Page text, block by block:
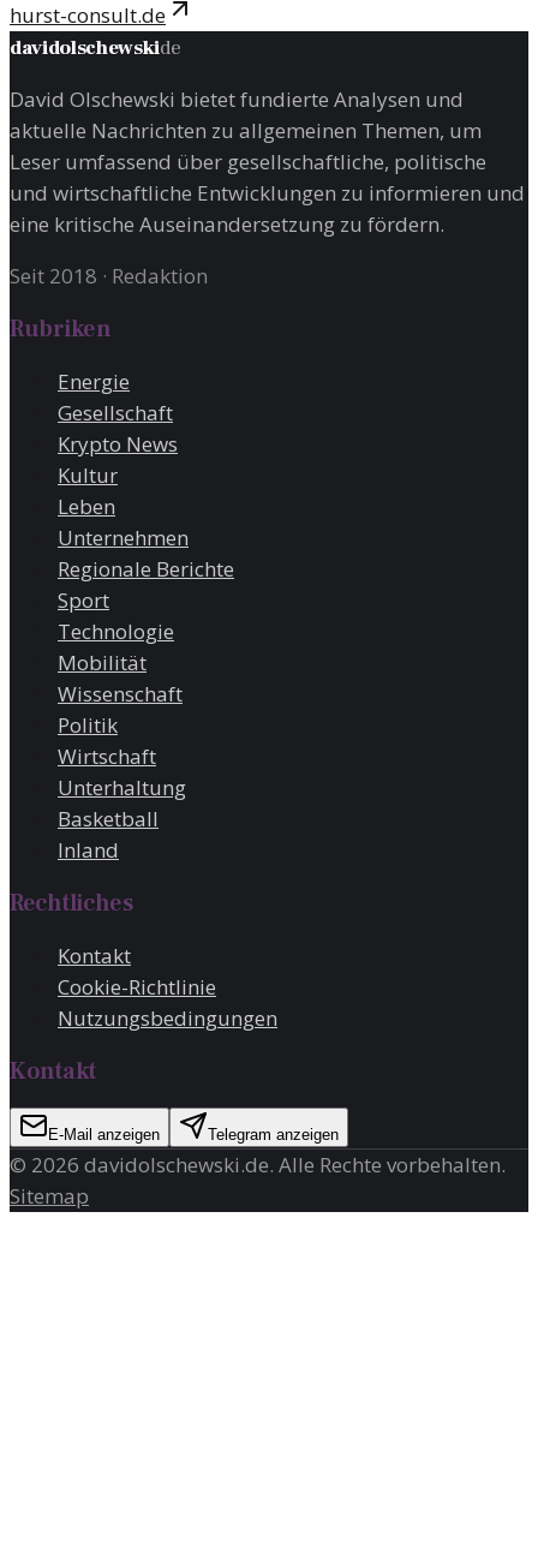
hurst-consult.de
davidolschewskide
David Olschewski bietet fundierte Analysen und
aktuelle Nachrichten zu allgemeinen Themen, um
Leser umfassend über gesellschaftliche, politische
und wirtschaftliche Entwicklungen zu informieren und
eine kritische Auseinandersetzung zu fördern.
Seit 2018 · Redaktion
Rubriken
Energie
Gesellschaft
Krypto News
Kultur
Leben
Unternehmen
Regionale Berichte
Sport
Technologie
Mobilität
Wissenschaft
Politik
Wirtschaft
Unterhaltung
Basketball
Inland
Rechtliches
Kontakt
Cookie-Richtlinie
Nutzungsbedingungen
Kontakt
E-Mail anzeigen Telegram anzeigen
© 2026 davidolschewski.de. Alle Rechte vorbehalten.
Sitemap